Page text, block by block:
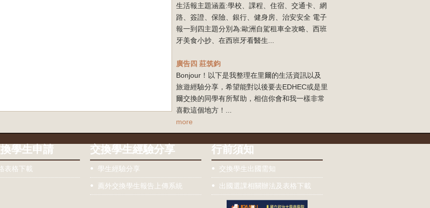
生活報主題涵蓋:學校、課程、住宿、交通卡、網
路、簽證、保險、銀行、健身房、治安安全 電子
報一到四主題分別為:歐洲自駕租車全攻略、西班
牙美食小抄、在西班牙看醫生...
廣告四 莊筑鈞
Bonjour！以下是我整理在里爾的生活資訊以及
旅遊經驗分享，希望能對以後要去EDHEC或是里
爾交換的同學有所幫助，相信你會和我一樣非常
喜歡這個地方！...
more
學生申請
表格下載
交換學生經驗分享
學生經驗分享
薦外交換學生報告上傳系統
行前須知
交換學生出國需知
出國選課相關辦法及表格下載